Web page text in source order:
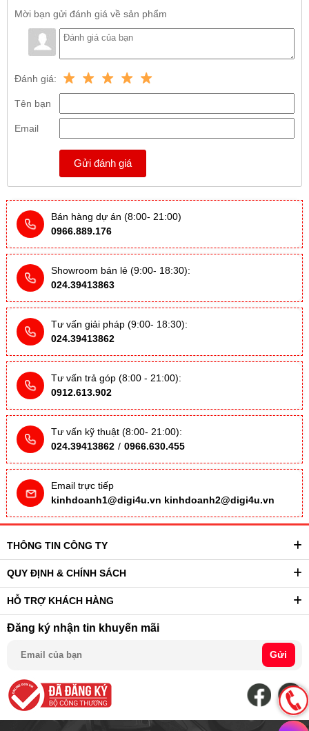
Mời bạn gửi đánh giá về sản phẩm
Đánh giá:
Tên bạn
Email
Gửi đánh giá
Bán hàng dự án (8:00- 21:00)
0966.889.176
Showroom bán lẻ (9:00- 18:30):
024.39413863
Tư vấn giải pháp (9:00- 18:30):
024.39413862
Tư vấn trả góp (8:00 - 21:00):
0912.613.902
Tư vấn kỹ thuật (8:00- 21:00):
024.39413862 / 0966.630.455
Email trực tiếp
kinhdoanh1@digi4u.vn kinhdoanh2@digi4u.vn
THÔNG TIN CÔNG TY
QUY ĐỊNH & CHÍNH SÁCH
HỖ TRỢ KHÁCH HÀNG
Đăng ký nhận tin khuyến mãi
Gửi